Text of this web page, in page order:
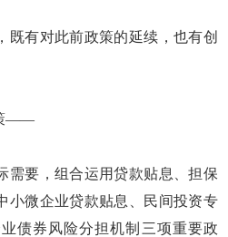
有对此前政策的延续，也有创
——
要，组合运用贷款贴息、担保
小微企业贷款贴息、民间投资专
债券风险分担机制三项重要政